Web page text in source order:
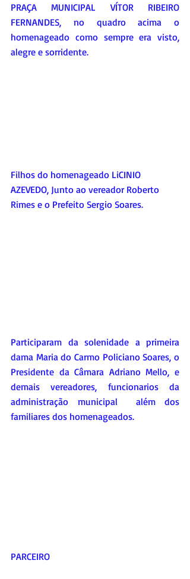
PRAÇA MUNICIPAL VÍTOR RIBEIRO
FERNANDES, no quadro acima o
homenageado como sempre era visto,
alegre e sorridente.
Filhos do homenageado LiCINIO
AZEVEDO, Junto ao vereador Roberto
Rimes e o Prefeito Sergio Soares.
Participaram da solenidade a primeira
dama Maria do Carmo Policiano Soares, o
Presidente da Câmara Adriano Mello, e
demais vereadores, funcionarios da
administração municipal  além dos
familiares dos homenageados.
PARCEIRO